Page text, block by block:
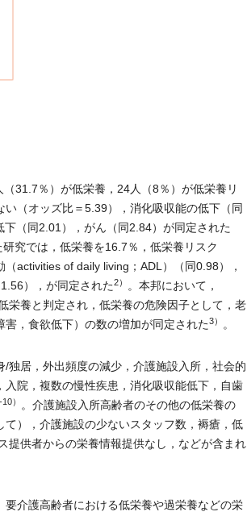
31.7％）が低栄養，24人（8％）が低栄養リ
（オッズ比＝5.39），消化吸収能の低下（同
（同2.01），がん（同2.84）が同定された
究では，低栄養を16.7％，低栄養リスク
activities of daily living；ADL）（同0.98），
），が同定された2）
。本邦において，
栄養と判定され，低栄養の危険因子として，老
，食欲低下）の数の増加が同定された3） 。
居，外出頻度の減少，介護施設入所，社会的
院，複数の慢性疾患，消化吸収能低下，自歯
）
。介護施設入所高齢者のその他の低栄養の
），介護施設の少ないスタッフ数，褥瘡，低
提供者からの栄養情報提供なし，などが含まれ
介護高齢者における低栄養や過栄養などの栄